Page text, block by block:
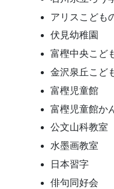
アリスこども
伏見幼稚園
富樫中央こど
金沢泉丘こど
富樫児童館
富樫児童館か
公文山科教室
水墨画教室
日本習字
俳句同好会